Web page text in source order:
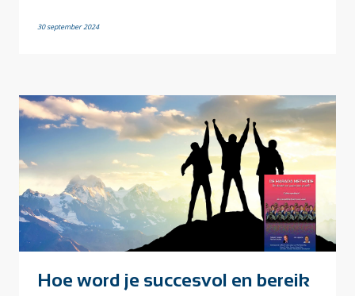
30 september 2024
Hoe word je succesvol en bereik